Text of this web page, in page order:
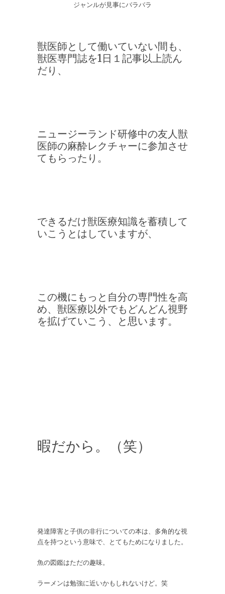
ジャンルが見事にバラバラ
獣医師として働いていない間も、
獣医専門誌を1日１記事以上読ん
だり、
ニュージーランド研修中の友人獣
医師の麻酔レクチャーに参加させ
てもらったり。
できるだけ獣医療知識を蓄積して
いこうとはしていますが、
この機にもっと自分の専門性を高
め、獣医療以外でもどんどん視野
を拡げていこう、と思います。
暇だから。（笑）
発達障害と子供の非行についての本は、多角的な視
点を持つという意味で、とてもためになりました。
魚の図鑑はただの趣味。
ラーメンは勉強に近いかもしれないけど。笑